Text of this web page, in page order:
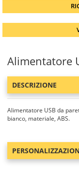
Alimentatore
DESCRIZIONE
Alimentatore USB da
bianco, materiale, ABS.